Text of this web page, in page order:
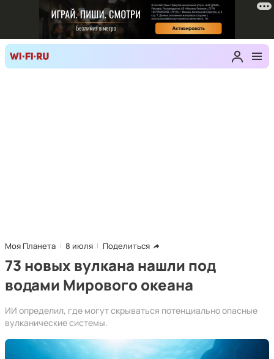
Моя Планета 8 июля Поделиться
73 новых вулкана нашли под
водами Мирового океана
ИИ определил, где могут скрываться потенциально опасные
вулканические системы.